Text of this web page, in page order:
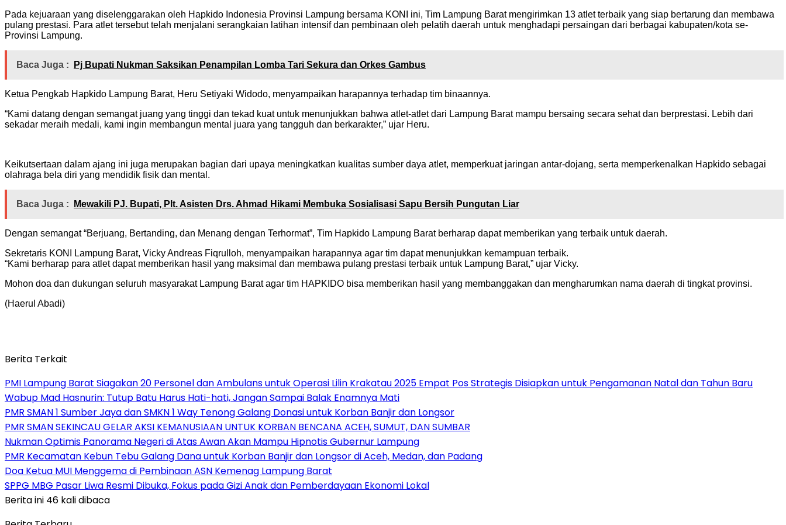
Pada kejuaraan yang diselenggarakan oleh Hapkido Indonesia Provinsi Lampung bersama KONI ini, Tim Lampung Barat mengirimkan 13 atlet terbaik yang siap bertarung dan membawa
pulang prestasi. Para atlet tersebut telah menjalani serangkaian latihan intensif dan pembinaan oleh pelatih daerah untuk menghadapi persaingan dari berbagai kabupaten/kota se-
Provinsi Lampung.
Baca Juga : Pj Bupati Nukman Saksikan Penampilan Lomba Tari Sekura dan Orkes Gambus
Ketua Pengkab Hapkido Lampung Barat, Heru Setiyaki Widodo, menyampaikan harapannya terhadap tim binaannya.
“Kami datang dengan semangat juang yang tinggi dan tekad kuat untuk menunjukkan bahwa atlet-atlet dari Lampung Barat mampu bersaing secara sehat dan berprestasi. Lebih dari
sekadar meraih medali, kami ingin membangun mental juara yang tangguh dan berkarakter,” ujar Heru.
Keikutsertaan dalam ajang ini juga merupakan bagian dari upaya meningkatkan kualitas sumber daya atlet, memperkuat jaringan antar-dojang, serta memperkenalkan Hapkido sebagai
olahraga bela diri yang mendidik fisik dan mental.
Baca Juga : Mewakili PJ. Bupati, Plt. Asisten Drs. Ahmad Hikami Membuka Sosialisasi Sapu Bersih Pungutan Liar
Dengan semangat “Berjuang, Bertanding, dan Menang dengan Terhormat”, Tim Hapkido Lampung Barat berharap dapat memberikan yang terbaik untuk daerah.
Sekretaris KONI Lampung Barat, Vicky Andreas Fiqrulloh, menyampaikan harapannya agar tim dapat menunjukkan kemampuan terbaik.
“Kami berharap para atlet dapat memberikan hasil yang maksimal dan membawa pulang prestasi terbaik untuk Lampung Barat,” ujar Vicky.
Mohon doa dan dukungan seluruh masyarakat Lampung Barat agar tim HAPKIDO bisa memberikan hasil yang membanggakan dan mengharumkan nama daerah di tingkat provinsi.
(Haerul Abadi)
Berita Terkait
PMI Lampung Barat Siagakan 20 Personel dan Ambulans untuk Operasi Lilin Krakatau 2025 Empat Pos Strategis Disiapkan untuk Pengamanan Natal dan Tahun Baru
Wabup Mad Hasnurin: Tutup Batu Harus Hati-hati, Jangan Sampai Balak Enamnya Mati
PMR SMAN 1 Sumber Jaya dan SMKN 1 Way Tenong Galang Donasi untuk Korban Banjir dan Longsor
PMR SMAN SEKINCAU GELAR AKSI KEMANUSIAAN UNTUK KORBAN BENCANA ACEH, SUMUT, DAN SUMBAR
Nukman Optimis Panorama Negeri di Atas Awan Akan Mampu Hipnotis Gubernur Lampung
PMR Kecamatan Kebun Tebu Galang Dana untuk Korban Banjir dan Longsor di Aceh, Medan, dan Padang
Doa Ketua MUI Menggema di Pembinaan ASN Kemenag Lampung Barat
SPPG MBG Pasar Liwa Resmi Dibuka, Fokus pada Gizi Anak dan Pemberdayaan Ekonomi Lokal
Berita ini 46 kali dibaca